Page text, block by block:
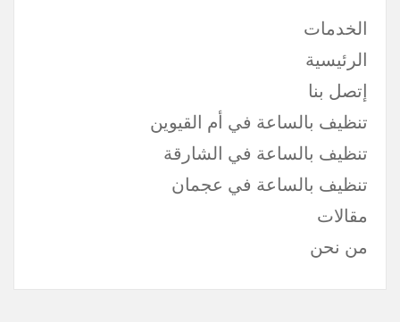
الخدمات
الرئيسية
إتصل بنا
تنظيف بالساعة في أم القيوين
تنظيف بالساعة في الشارقة
تنظيف بالساعة في عجمان
مقالات
من نحن